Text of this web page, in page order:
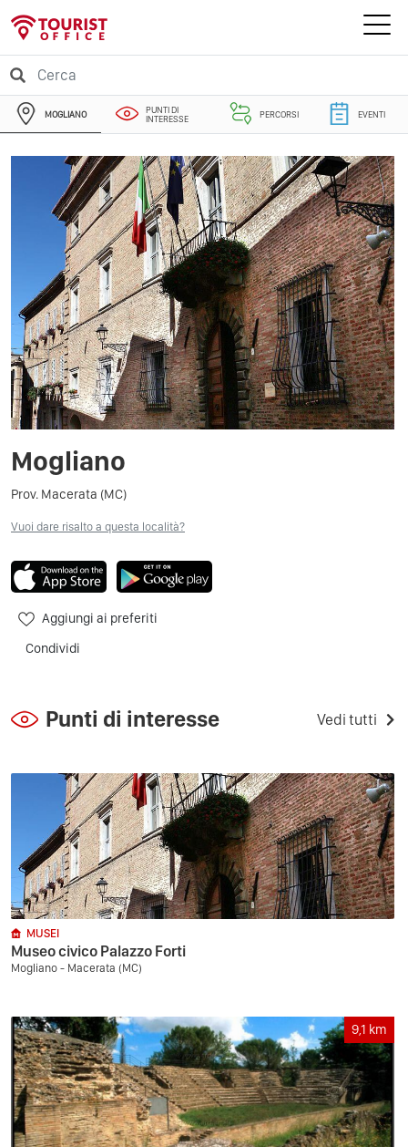
MOGLIANO
PUNTI DI
INTERESSE
PERCORSI EVENTI
Mogliano
Prov. Macerata (MC)
Vuoi dare risalto a questa località?
Aggiungi ai preferiti
Condividi
Punti di interesse Vedi tutti
MUSEI
Museo civico Palazzo Forti
Mogliano - Macerata (MC)
9,1 km